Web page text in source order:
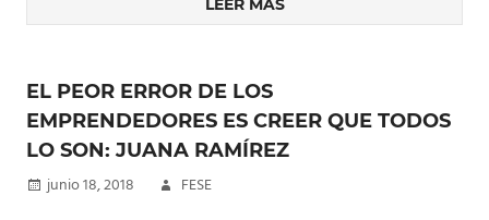
LEER MÁS
EL PEOR ERROR DE LOS
EMPRENDEDORES ES CREER QUE TODOS
LO SON: JUANA RAMÍREZ
junio 18, 2018 FESE